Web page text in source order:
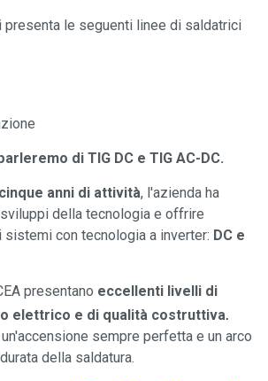
presenta le seguenti linee di saldatrici
di TIG DC e TIG AC-DC.
anni di attività, l'azienda ha
della tecnologia e offrire
sistemi con tecnologia a inverter: DC e
presentano eccellenti livelli di
elettrico e di qualità costruttiva.
sempre perfetta e un arco
della saldatura.